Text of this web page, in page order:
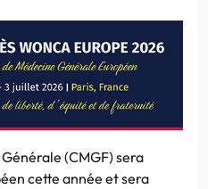
(CMGF) sera
cette année et sera